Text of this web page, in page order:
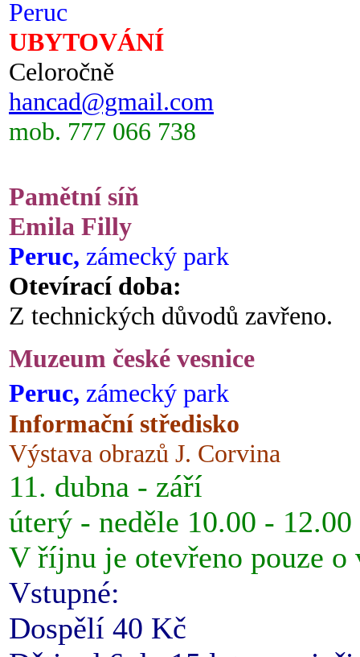
Peruc
UBYTOVÁNÍ
Celoročně
hancad@gmail.com
mob. 777 066 738
Pamětní síň
Emila Filly
Peruc, zámecký park
Otevírací doba:
Z technických důvodů zavřeno.
Muzeum české vesnice
Peruc, zámecký park
Informační středisko
Výstava obrazů J. Corvina
11. dubna - září
úterý - neděle 10.00 -
V říjnu je otevřeno pouze o
Vstupné:
Dospělí 40 Kč